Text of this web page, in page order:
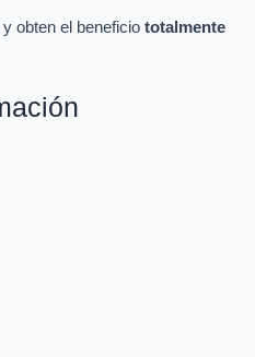
obten el beneficio totalmente